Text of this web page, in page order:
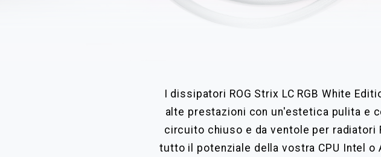
I dissipatori ROG Strix LC RGB White
alte prestazioni con un'estetica pulita e
circuito chiuso e da ventole per radiatori
tutto il potenziale della vostra CPU Intel